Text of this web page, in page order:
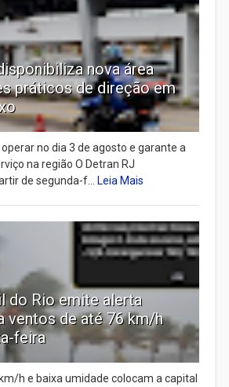
nova área
práticos de direção em
no dia 3 de agosto e garante a
na região O Detran RJ
de segunda-f...
Leia Mais
do Rio emite alerta
ventos de até 76 km/h
feira
h e baixa umidade colocam a capital